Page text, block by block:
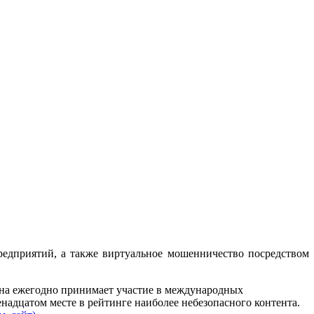
а также виртуальное мошенничество посредством
ежегодно принимает участие в международных
месте в рейтинге наиболее небезопасного контента.